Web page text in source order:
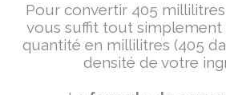
Pour convertir 405
vous suffit tout
quantité en millilitres (405
densité de votre